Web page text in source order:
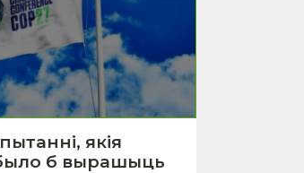
якія
б вырашыць